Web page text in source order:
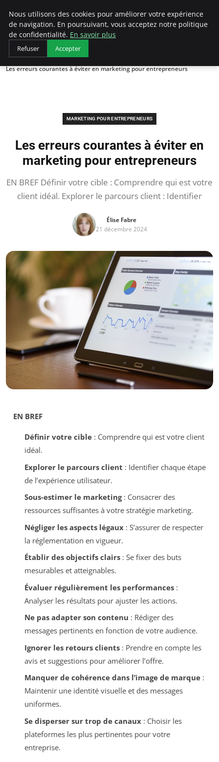
LECFCM
Accueil
Marketing pour entrepreneurs
Les erreurs courantes à éviter en marketing pour entrepreneurs
MARKETING POUR ENTREPRENEURS
Les erreurs courantes à éviter en
marketing pour entrepreneurs
EN BREF Définir votre cible : Comprendre qui est votre
client idéal. Explorer le parcours client : Identifier
Élise Fabre
21 décembre 2024
EN BREF
Définir votre cible: Comprendre qui est votre client
idéal.
Explorer le parcours client : Identifier chaque étape
de l’expérience utilisateur.
Sous-estimer le marketing: Consacrer des
ressources suffisantes à votre stratégie marketing.
Négliger les aspects légaux: S’assurer de respecter
la réglementation en vigueur.
Établir des objectifs clairs: Se fixer des buts
mesurables et atteignables.
Évaluer régulièrement les performances:
Analyser les résultats pour ajuster les actions.
Ne pas adapter son contenu : Rédiger des
messages pertinents en fonction de votre audience.
Ignorer les retours clients: Prendre en compte les
avis et suggestions pour améliorer l’offre.
Manquer de cohérence dans l’image de marque:
Maintenir une identité visuelle et des messages
uniformes.
Se disperser sur trop de canaux: Choisir les
plateformes les plus pertinentes pour votre
entreprise.
Nous utilisons des cookies pour améliorer votre expérience
de navigation. En poursuivant, vous acceptez notre politique
de confidentialité. En savoir plus
Refuser Accepter